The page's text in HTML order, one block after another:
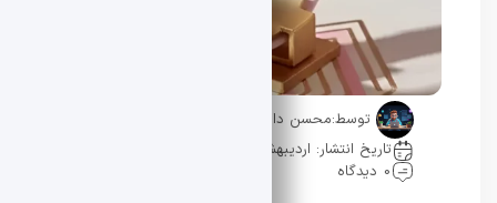
توسط:محسن دادار
تاریخ انتشار: اردیبهشت 15, 1405
0 دیدگاه